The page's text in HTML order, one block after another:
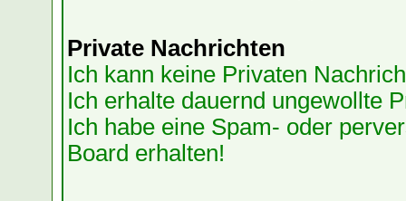
Private Nachrichten
Ich kann keine Privaten
Ich erhalte dauernd ungewollte
Ich habe eine Spam- oder
Board erhalten!